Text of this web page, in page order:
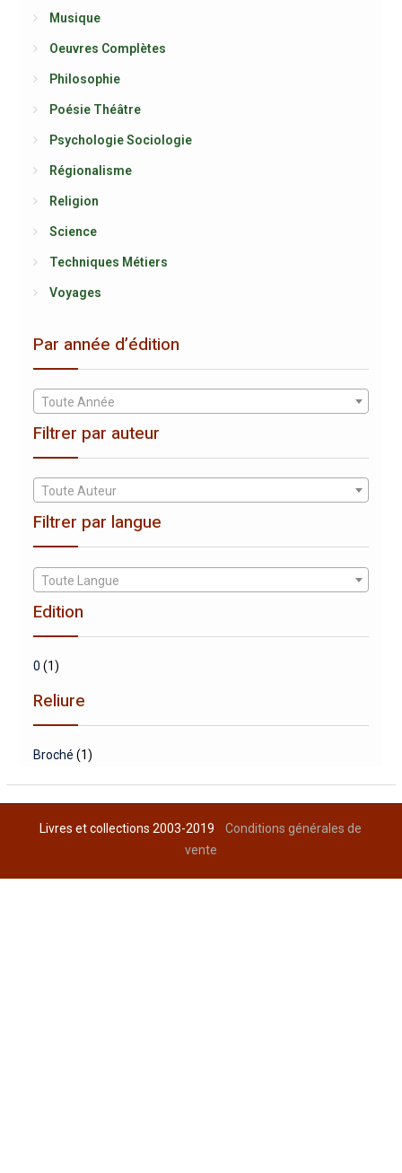
Musique
Oeuvres Complètes
Philosophie
Poésie Théâtre
Psychologie Sociologie
Régionalisme
Religion
Science
Techniques Métiers
Voyages
Par année d’édition
Toute Année
Filtrer par auteur
Toute Auteur
Filtrer par langue
Toute Langue
Edition
0 (1)
Reliure
Broché (1)
Livres et collections 2003-2019Conditions générales de
vente